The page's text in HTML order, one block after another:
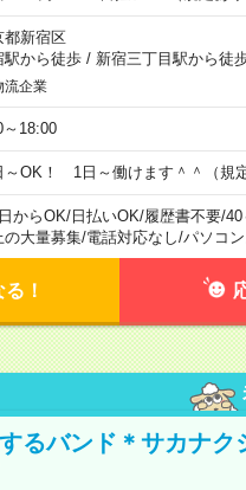
都新宿区
駅から徒歩/ 新宿三丁目駅から徒
流企業
～18:00
～OK！ 1日～働けます＾＾（規定
からOK/日払いOK/履歴書不要/40
の大量募集/電話対応なし/パソコ
！
るバンド＊サカナ